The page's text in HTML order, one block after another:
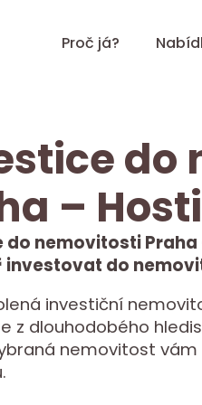
Proč já?
do
–
do nemovitosti Praha
investovat do
investiční
z dlouhodobého
nemovitost